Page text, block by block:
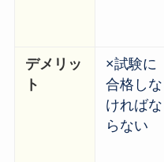
デメリッ
ト
×試験に
合格しな
ければな
らない